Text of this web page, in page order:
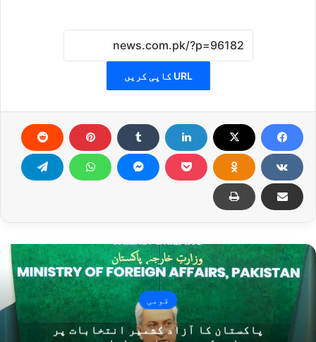
URL کاپی کریں
قومی
پاکستان کا آزاد کشمیر انتخابات پر